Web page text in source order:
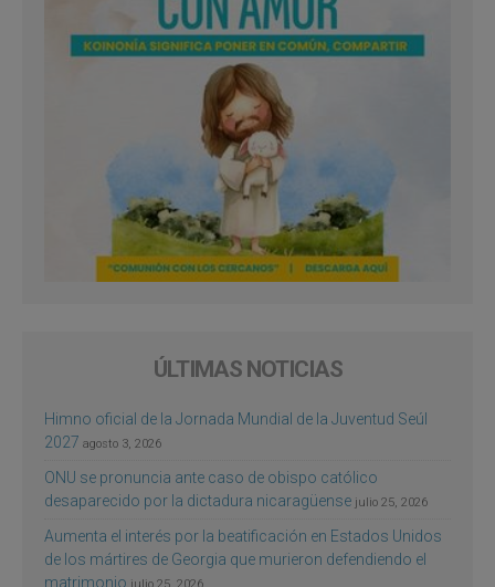
ÚLTIMAS NOTICIAS
Himno oficial de la Jornada Mundial de la Juventud Seúl
2027 agosto 3, 2026
ONU se pronuncia ante caso de obispo católico
desaparecido por la dictadura nicaragüense julio 25, 2026
Aumenta el interés por la beatificación en Estados Unidos
de los mártires de Georgia que murieron defendiendo el
matrimonio